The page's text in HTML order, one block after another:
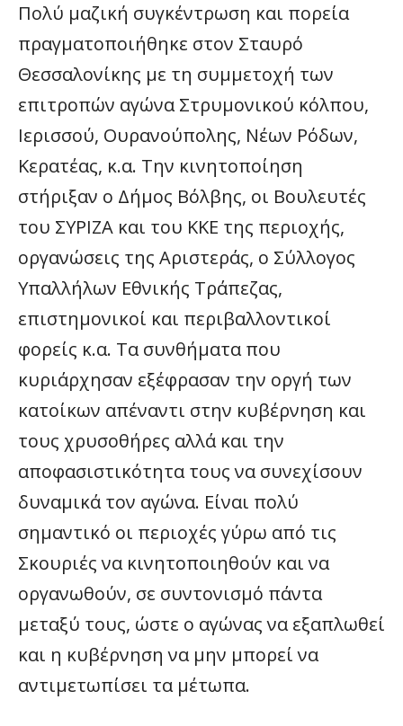
Πολύ μαζική συγκέντρωση και πορεία
πραγματοποιήθηκε στον Σταυρό
Θεσσαλονίκης με τη συμμετοχή των
επιτροπών αγώνα Στρυμονικού κόλπου,
Ιερισσού, Ουρανούπολης, Νέων Ρόδων,
Κερατέας, κ.α. Την κινητοποίηση
στήριξαν ο Δήμος Βόλβης, οι Βουλευτές
του ΣΥΡΙΖΑ και του ΚΚΕ της περιοχής,
οργανώσεις της Αριστεράς, ο Σύλλογος
Υπαλλήλων Εθνικής Τράπεζας,
επιστημονικοί και περιβαλλοντικοί
φορείς κ.α. Τα συνθήματα που
κυριάρχησαν εξέφρασαν την οργή των
κατοίκων απέναντι στην κυβέρνηση και
τους χρυσοθήρες αλλά και την
αποφασιστικότητα τους να συνεχίσουν
δυναμικά τον αγώνα. Είναι πολύ
σημαντικό οι περιοχές γύρω από τις
Σκουριές να κινητοποιηθούν και να
οργανωθούν, σε συντονισμό πάντα
μεταξύ τους, ώστε ο αγώνας να εξαπλωθεί
και η κυβέρνηση να μην μπορεί να
αντιμετωπίσει τα μέτωπα.